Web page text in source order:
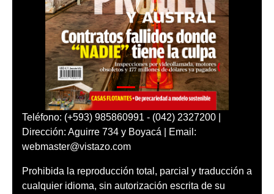
Teléfono: (+593) 985860991 - (042) 2327200 |
Dirección: Aguirre 734 y Boyacá | Email:
webmaster@vistazo.com
Prohibida la reproducción total, parcial y traducción a
cualquier idioma, sin autorización escrita de su